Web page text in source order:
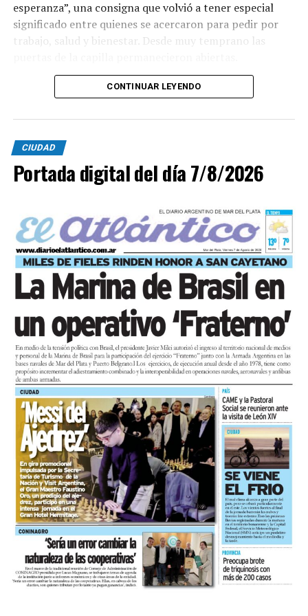
esperanza”, una consigna que volvió a tener especial
significado entre quienes se acercaron para pedir por
trabajo, salud y bienestar. Desde muy temprano las
La imagen del santo salió del santuario de Moreno al
las calles del barrio. Grandes, jóvenes y niños y fieles se
sumaron al recorrido con banderas, espigas y distintas
expresiones de fe.
En paralelo, distintos gremios y organizaciones sociales
y trabajo, para visibilizar la situación de trabajadores y
desocupados.
CONTINUAR LEYENDO
CIUDAD
Portada digital del día 7/8/2026